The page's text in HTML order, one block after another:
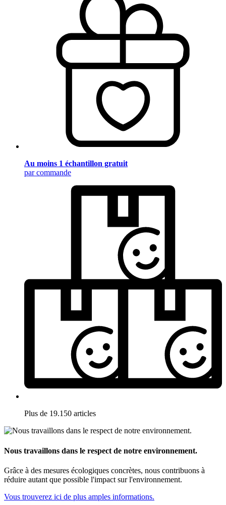
Au moins 1 échantillon gratuit
par commande
Plus de 19.150 articles
Nous travaillons dans le respect de notre environnement.
Grâce à des mesures écologiques concrètes, nous contribuons à
réduire autant que possible l'impact sur l'environnement.
Vous trouverez ici de plus amples informations.